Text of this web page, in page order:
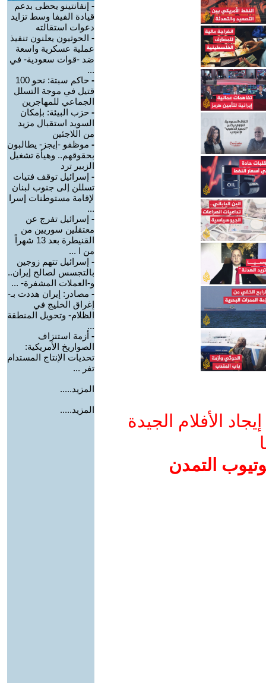
الأفلام الجيدة
التمدن
- إنفانتينو يحظى بدعم
قيادة الفيفا وسط تزايد
دعوات استقالته
- الحوثيون يعلنون تنفيذ
عملية عسكرية واسعة
ضد -قوات سعودية- في
...
-
حاكم سبتة: نحو 100
قتيل في موجة التسلل
الجماعي للمهاجرين
- حزب البيئة: بإمكان
السويد استقبال مزيد
من اللاجئين
- موظفو -إيجز- يطالبون
بحقوقهم.. وهيأة تشغيل
الزبير ترد
- إسرائيل توقف فتيات
تسللن إلى جنوب لبنان
لإقامة مستوطنات إسرا
...
- إسرائيل تفرج عن
معتقلين سوريين من
القنيطرة بعد 13 شهراً
من ا ...
- إسرائيل تتهم زوجين
بالتجسس لصالح إيران..
و-العملات المشفرة- ...
- مصادر: إيران هددت بـ-
إغراق الخليج في
الظلام- وتحويل المنطقة
...
- أزمة استنزاف
الصواريخ الأمريكية:
تحديات الإنتاج المستدام
تفر ...
المزيد.....
المزيد.....